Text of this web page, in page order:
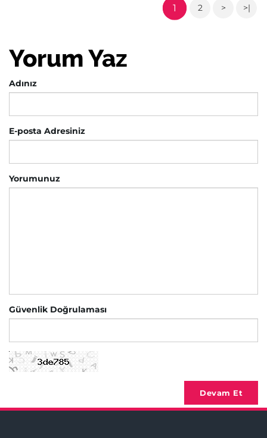
1 2 > >|
Yorum Yaz
Adınız
E-posta Adresiniz
Yorumunuz
Güvenlik Doğrulaması
Devam Et